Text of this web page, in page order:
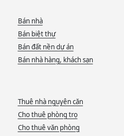
Bán nhà
Bán biệt thự
Bán đất nền dự án
Bán nhà hàng, khách sạn
Thuê nhà nguyên căn
Cho thuê phòng trọ
Cho thuê văn phòng